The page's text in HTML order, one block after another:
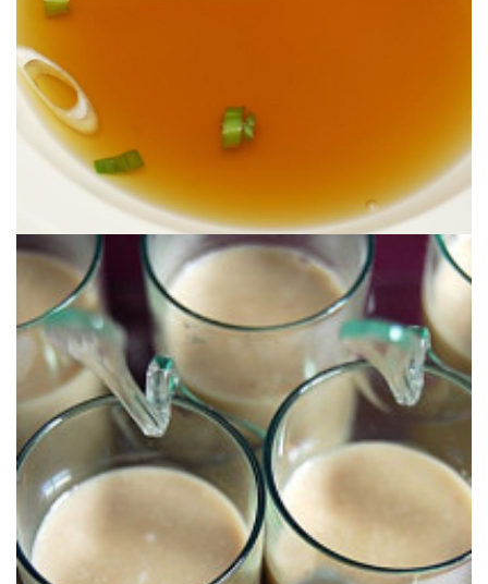
(Español) Una suave crema de castañas especiada de una chef
francesa con 3 estrellas Michelin, Anne-Sophie Pic. Una receta
sencilla y muy resultona!